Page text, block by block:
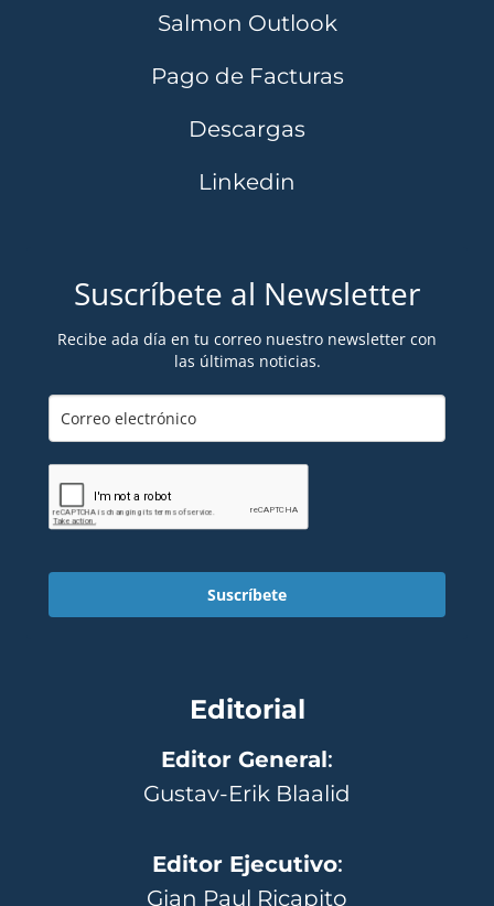
Salmon Outlook
Pago de Facturas
Descargas
Linkedin
Suscríbete al Newsletter
Recibe ada día en tu correo nuestro newsletter con
las últimas noticias.
Suscríbete
Editorial
Editor General:
Gustav-Erik Blaalid
Editor Ejecutivo:
Gian Paul Ricapito